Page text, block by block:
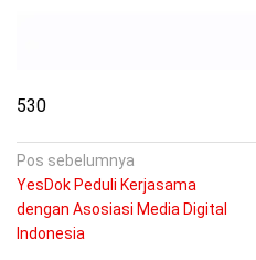
530
Navigasi
pos
Pos sebelumnya
YesDok Peduli Kerjasama
dengan Asosiasi Media Digital
Indonesia